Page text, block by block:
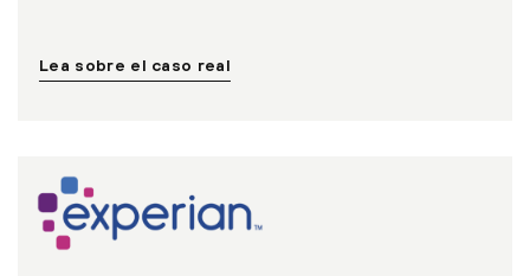
Lea sobre el caso real